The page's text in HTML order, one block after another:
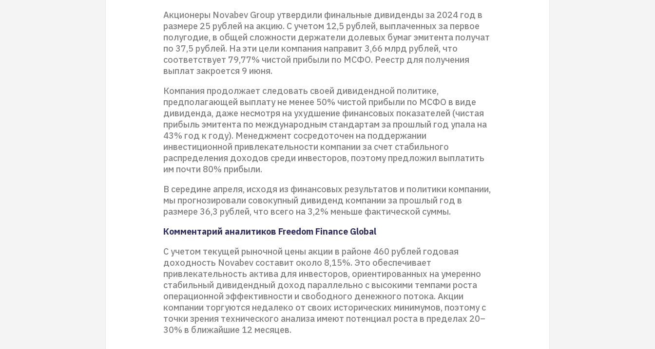
Акционеры Novabev Group утвердили финальные дивиденды за 2024 год в
размере 25 рублей на акцию. С учетом 12,5 рублей, выплаченных за первое
полугодие, в общей сложности держатели долевых бумаг эмитента получат
по 37,5 рублей. На эти цели компания направит 3,66 млрд рублей, что
соответствует 79,77% чистой прибыли по МСФО. Реестр для получения
выплат закроется 9 июня.
Компания продолжает следовать своей дивидендной политике,
предполагающей выплату не менее 50% чистой прибыли по МСФО в виде
дивиденда, даже несмотря на ухудшение финансовых показателей (чистая
прибыль эмитента по международным стандартам за прошлый год упала на
43% год к году). Менеджмент сосредоточен на поддержании
инвестиционной привлекательности компании за счет стабильного
распределения доходов среди инвесторов, поэтому предложил выплатить
им почти 80% прибыли.
В середине апреля, исходя из финансовых результатов и политики компании,
мы прогнозировали совокупный дивиденд компании за прошлый год в
размере 36,3 рублей, что всего на 3,2% меньше фактической суммы.
Комментарий аналитиков Freedom Finance Global
С учетом текущей рыночной цены акции в районе 460 рублей годовая
доходность Novabev составит около 8,15%. Это обеспечивает
привлекательность актива для инвесторов, ориентированных на умеренно
стабильный дивидендный доход параллельно с высокими темпами роста
операционной эффективности и свободного денежного потока. Акции
компании торгуются недалеко от своих исторических минимумов, поэтому с
точки зрения технического анализа имеют потенциал роста в пределах 20–
30% в ближайшие 12 месяцев.